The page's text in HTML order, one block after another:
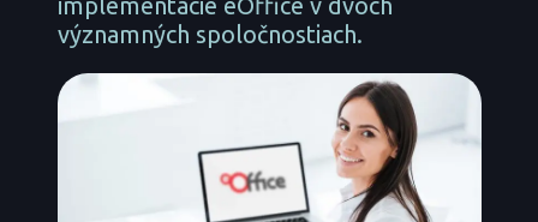
významných spoločnostiach.